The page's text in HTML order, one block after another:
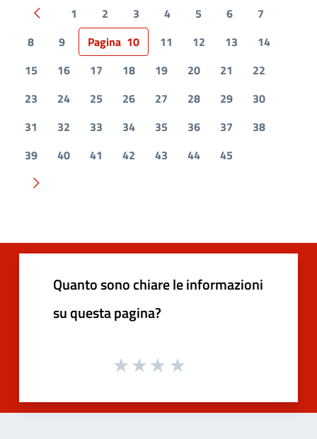
Pagina precedente
1 2 3 4 5 6
7
8
9 Pagina 10 11 12 13
14
15
16 17 18 19 20 21
22
23
24 25 26 27 28 29
30
31
32 33 34 35 36 37
38
39
40 41 42 43 44 45
Pagina successiva
Quanto sono chiare le informazioni
su questa pagina?